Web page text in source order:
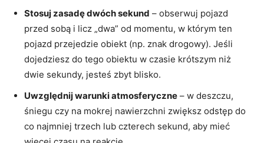
Stosuj zasadę dwóch sekund – obserwuj pojazd
przed sobą i licz „dwa” od momentu, w którym ten
pojazd przejedzie obiekt (np. znak drogowy). Jeśli
dojedziesz do tego obiektu w czasie krótszym niż
dwie sekundy, jesteś zbyt blisko.
Uwzględnij warunki atmosferyczne – w deszczu,
śniegu czy na mokrej nawierzchni zwiększ odstęp do
co najmniej trzech lub czterech sekund, aby mieć